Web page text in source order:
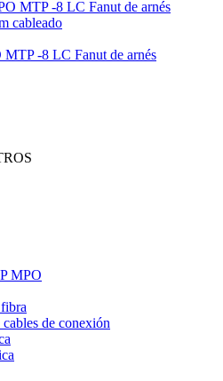
-8 LC Fanut de arnés
MPO
de conexión